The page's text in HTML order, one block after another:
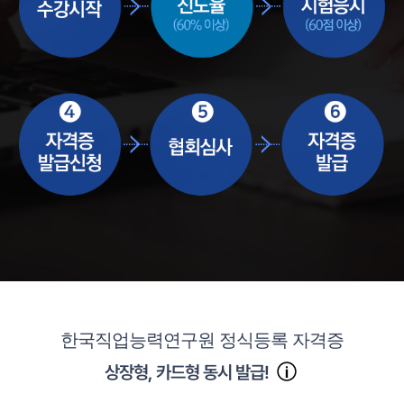
한국직업능력연구원 정식등록 자격증
상장형, 카드형 동시 발급!